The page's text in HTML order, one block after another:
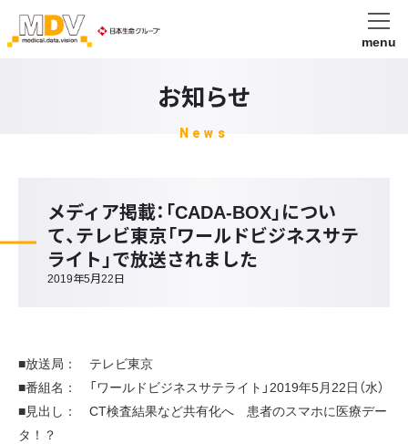
menu
お知らせ
News
メディア掲載：「CADA-BOX」につい
て、テレビ東京「ワールドビジネスサテ
ライト」で放送されました
2019年5月22日
■放送局： テレビ東京
■番組名： 「ワールドビジネスサテライト」2019年5月22日（水）
■見出し： CT検査結果など共有化へ 患者のスマホに医療デー
タ！？